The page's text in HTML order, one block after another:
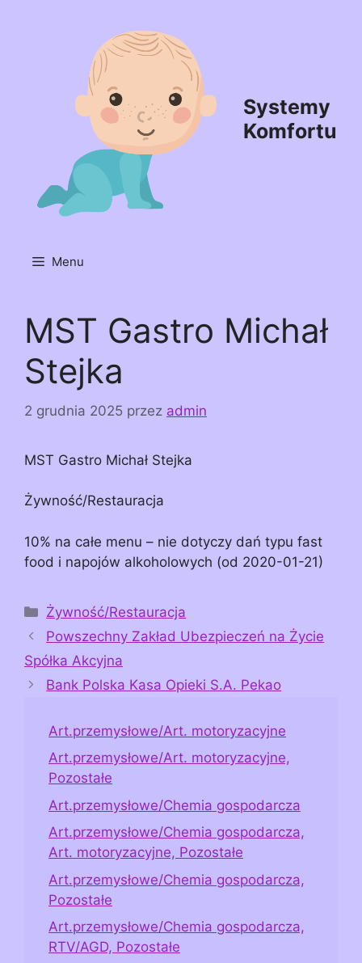
Systemy
Komfortu
Menu
MST Gastro Michał
Stejka
2 grudnia 2025 przez admin
MST Gastro Michał Stejka
Żywność/Restauracja
10% na całe menu – nie dotyczy dań typu fast
food i napojów alkoholowych (od 2020-01-21)
Kategorie
Żywność/Restauracja
Powszechny Zakład Ubezpieczeń na Życie
Spółka Akcyjna
Bank Polska Kasa Opieki S.A. Pekao
Art.przemysłowe/Art. motoryzacyjne
Art.przemysłowe/Art. motoryzacyjne,
Pozostałe
Art.przemysłowe/Chemia gospodarcza
Art.przemysłowe/Chemia gospodarcza,
Art. motoryzacyjne, Pozostałe
Art.przemysłowe/Chemia gospodarcza,
Pozostałe
Art.przemysłowe/Chemia gospodarcza,
RTV/AGD, Pozostałe